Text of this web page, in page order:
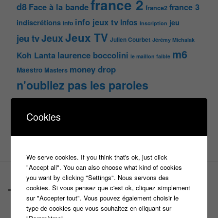
d8 Face à la bandefrance 2 france2 france 3
indiscrétions info info jeux tv Infos Inscription jeu
jeu tvJeuxJeux TV Julien Courbet Jérémy Michalak
Koh Lanta laurence boccolini le maillon faible m6
Maestro Masters money drop
n'oubliez pas les paroles
nagui
PAGES
Castings
C’est quoi un casteur ?
C’est quoi un directeur de casting ?
Cookies
We serve cookies. If you think that's ok, just click
"Accept all". You can also choose what kind of cookies
you want by clicking "Settings". Nous servons des
cookies. Si vous pensez que c'est ok, cliquez simplement
sur "Accepter tout". Vous pouvez également choisir le
type de cookies que vous souhaitez en cliquant sur